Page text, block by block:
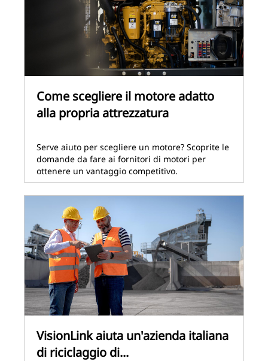
Come scegliere il motore adatto
alla propria attrezzatura
Serve aiuto per scegliere un motore? Scoprite le
domande da fare ai fornitori di motori per
ottenere un vantaggio competitivo.
VisionLink aiuta un'azienda italiana
di riciclaggio di...